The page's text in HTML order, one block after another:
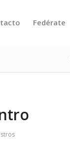
Fedérate